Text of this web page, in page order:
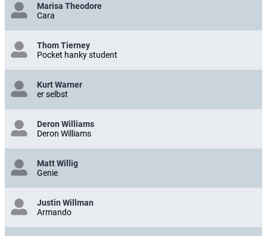
Marisa Theodore
Cara
Thom Tierney
Pocket hanky student
Kurt Warner
er selbst
Deron Williams
Deron Williams
Matt Willig
Genie
Justin Willman
Armando